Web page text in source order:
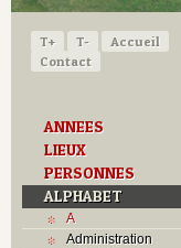
T+ T-
Accueil
Contact
ANNEES
LIEUX
PERSONNES
ALPHABET
A
Administration